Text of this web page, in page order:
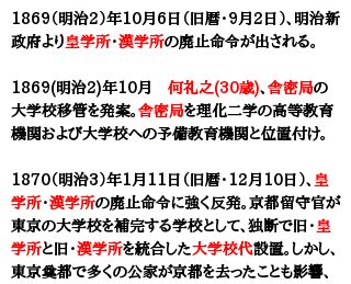
1869（明治2）年10月6日（旧暦・ 9月2日）、明治新
政府より皇学所・漢学所の廃止命令が出される。
1869(明治2)年10月 何礼之(30歳)、 舎密局の
大学校移管を発案。 舎密局を理化二学の高等教育
機関および大学校への予備教育機関と位置付け。
1870（明治3）年1月11日（旧暦・12月10日）、 皇
学所・漢学所の廃止命令に強く反発。京都留守官が
東京の大学校を補完する学校として、独断で旧・ 皇
学所と旧・漢学所を統合した大学校代設置。しかし、
東京奠都で多くの公家が京都を去ったことも影響、